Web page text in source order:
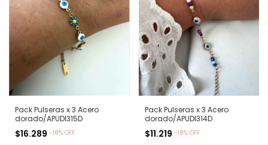
Pack Pulseras x 3 Acero
dorado/APUDI315D
$16.289 -18% OFF
Pack Pulseras x 3 Acero
dorado/APUDI314D
$11.219 -18% OFF